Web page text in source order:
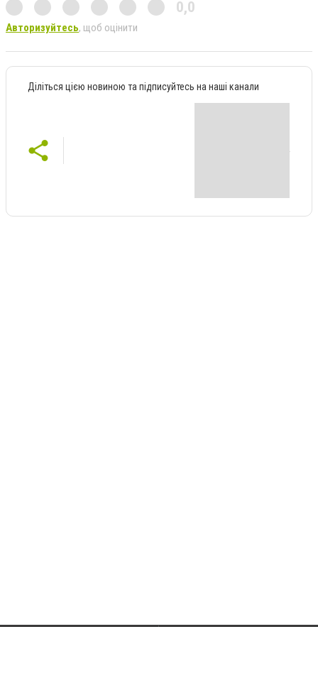
0,0
Авторизуйтесь, щоб оцінити
Діліться цією новиною та підписуйтесь на наші канали